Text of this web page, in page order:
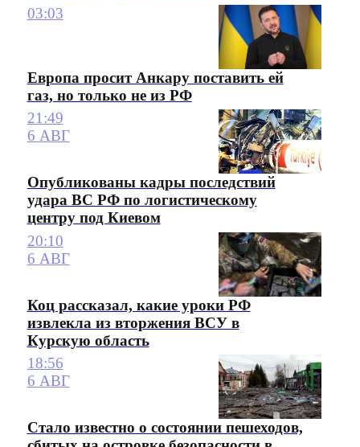
03:03
Европа просит Анкару поставить ей
газ, но только не из РФ
21:49
6 АВГ
Опубликованы кадры последствий
удара ВС РФ по логистическому
центру под Киевом
20:10
6 АВГ
Коц рассказал, какие уроки РФ
извлекла из вторжения ВСУ в
Курскую область
18:56
6 АВГ
Стало известно о состоянии пешеходов,